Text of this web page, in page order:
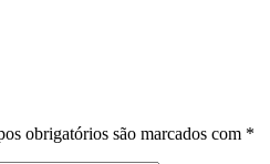
obrigatórios são marcados com *